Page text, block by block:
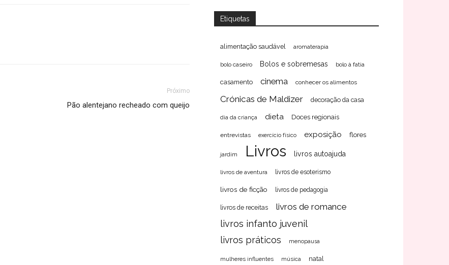
Próximo
Pão alentejano recheado com queijo
Etiquetas
alimentação saudável aromaterapia
bolo caseiro Bolos e sobremesas bolo à fatia
casamento cinema conhecer os alimentos
Crónicas de Maldizer decoração da casa
dia da criança dieta Doces regionais
entrevistas exercício físico exposição flores
jardim Livros livros autoajuda
livros de aventura livros de esoterismo
livros de ficção livros de pedagogia
livros de receitas livros de romance
livros infanto juvenil
livros práticos
menopausa
mulheres influentes música natal